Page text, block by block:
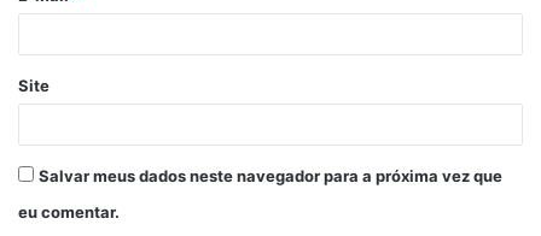
*
Site
Salvar meus dados neste navegador para a próxima vez que
eu comentar.